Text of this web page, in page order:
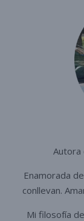
Autora
Enamorada
conllevan. A
Mi filosofía